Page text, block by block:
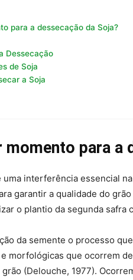
para a dessecação da Soja?
Dessecação
de Soja
a Soja
momento para a
uma interferência essencial
garantir a qualidade do
o plantio da segunda safra
da semente o processo
morfológicas que ocorrem
(Delouche, 1977).